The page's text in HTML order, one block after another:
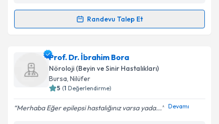
Kişisel verilerimin işlenmesine ilişkin
Metni'ni okudum ve kişisel verilerimin belirtilen
Takvim Talebini Gönder
Randevu Talep Et
Randevu Takvimi Talebi
Ass. Dr. Uğur Eseniçin randevu takvimi talebi
oluşturun. Size bu uzmandan randevu almanız için bir
takvim hazırlandığında e-posta ile bilgilendireceğiz.
Prof. Dr. İbrahim Bora
Nöroloji (Beyin ve Sinir Hastalıkları)
Bursa, Nilüfer
5 (1 Değerlendirme)
Merhaba Eğer epilepsi hastalığınız varsa yada... Devamı